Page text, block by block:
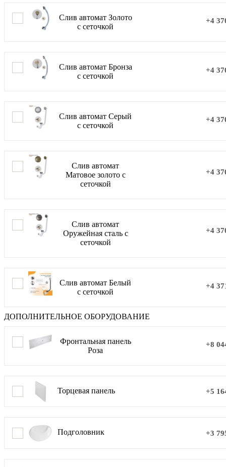
Слив автомат Золото
с сеточкой
+4
Слив автомат Бронза
с сеточкой
+4
Слив автомат Серый
с сеточкой
+4
Слив автомат
Матовое золото с
сеточкой
+4
Слив автомат
Оружейная сталь с
сеточкой
+4
Слив автомат Белый
с сеточкой
+4
ДОПОЛНИТЕЛЬНОЕ ОБОРУДОВАНИЕ
Фронтальная панель
Роза
+8
Торцевая панель +5
Подголовник +3